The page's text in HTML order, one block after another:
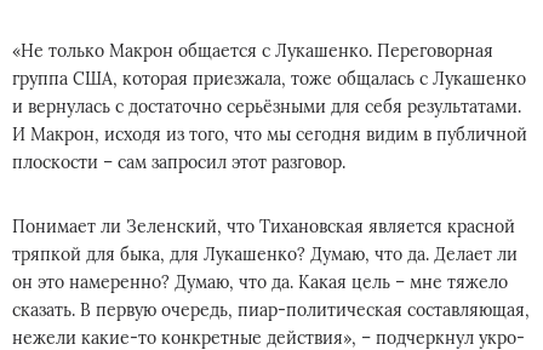
«Не только Макрон общается с Лукашенко. Переговорная
группа США, которая приезжала, тоже общалась с Лукашенко
и вернулась с достаточно серьёзными для себя результатами.
И Макрон, исходя из того, что мы сегодня видим в публичной
плоскости – сам запросил этот разговор.
Понимает ли Зеленский, что Тихановская является красной
тряпкой для быка, для Лукашенко? Думаю, что да. Делает ли
он это намеренно? Думаю, что да. Какая цель – мне тяжело
сказать. В первую очередь, пиар-политическая составляющая,
нежели какие-то конкретные действия», – подчеркнул укро-